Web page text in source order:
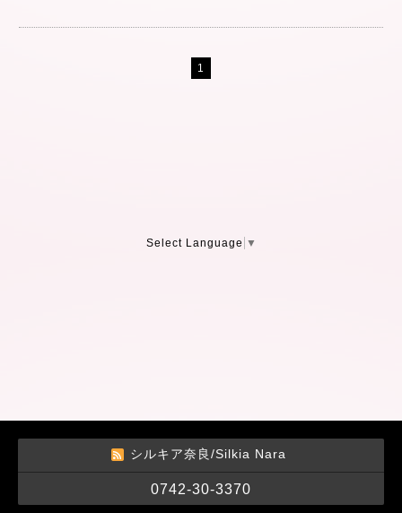
1
Select Language ▼
シルキア奈良/Silkia Nara
0742-30-3370